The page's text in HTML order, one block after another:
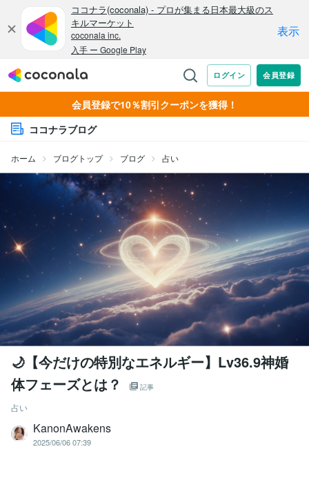
会員登録で10％割引クーポンを獲得！
ココナラブログ
ホーム ブログトップ ブログ 占い
🌙【今だけの特別なエネルギー】Lv36.9神婚
体フェーズとは？
記事
占い
KanonAwakens
2025/06/06 07:39